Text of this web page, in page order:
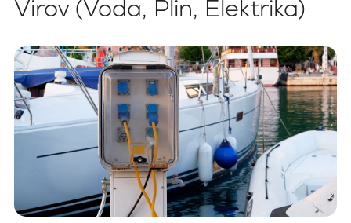
Virov (Voda, Plin, Elektrika)